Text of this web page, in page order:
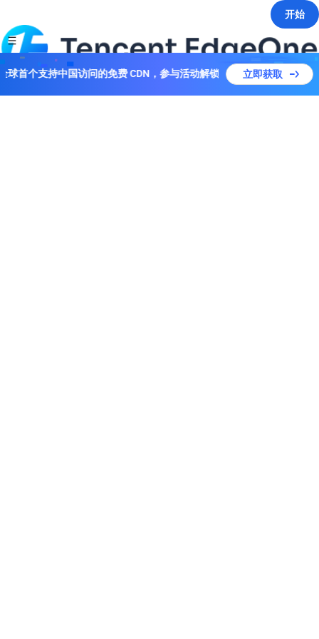
开始
首个支持中国访问的免费 CDN，参与活动解锁多个套餐！
立即获取